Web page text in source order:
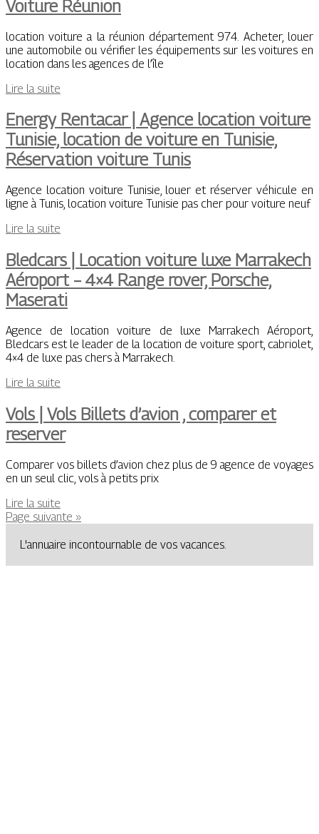
Voiture Réunion
location voiture a la réunion département 974. Acheter, louer
une automobile ou vérifier les équipements sur les voitures en
location dans les agences de l’île
Lire la suite
Energy Rentacar | Agence location voiture
Tunisie, location de voiture en Tunisie,
Réservation voiture Tunis
Agence location voiture Tunisie, louer et réserver véhicule en
ligne à Tunis, location voiture Tunisie pas cher pour voiture neuf
Lire la suite
Bledcars | Location voiture luxe Marrakech
Aéroport – 4×4 Range rover, Porsche,
Maserati
Agence de location voiture de luxe Marrakech Aéroport,
Bledcars est le leader de la location de voiture sport, cabriolet,
4×4 de luxe pas chers à Marrakech.
Lire la suite
Vols | Vols Billets d’avion , comparer et
reserver
Comparer vos billets d’avion chez plus de 9 agence de voyages
en un seul clic, vols à petits prix
Lire la suite
Page suivante »
L'annuaire incontournable de vos vacances.